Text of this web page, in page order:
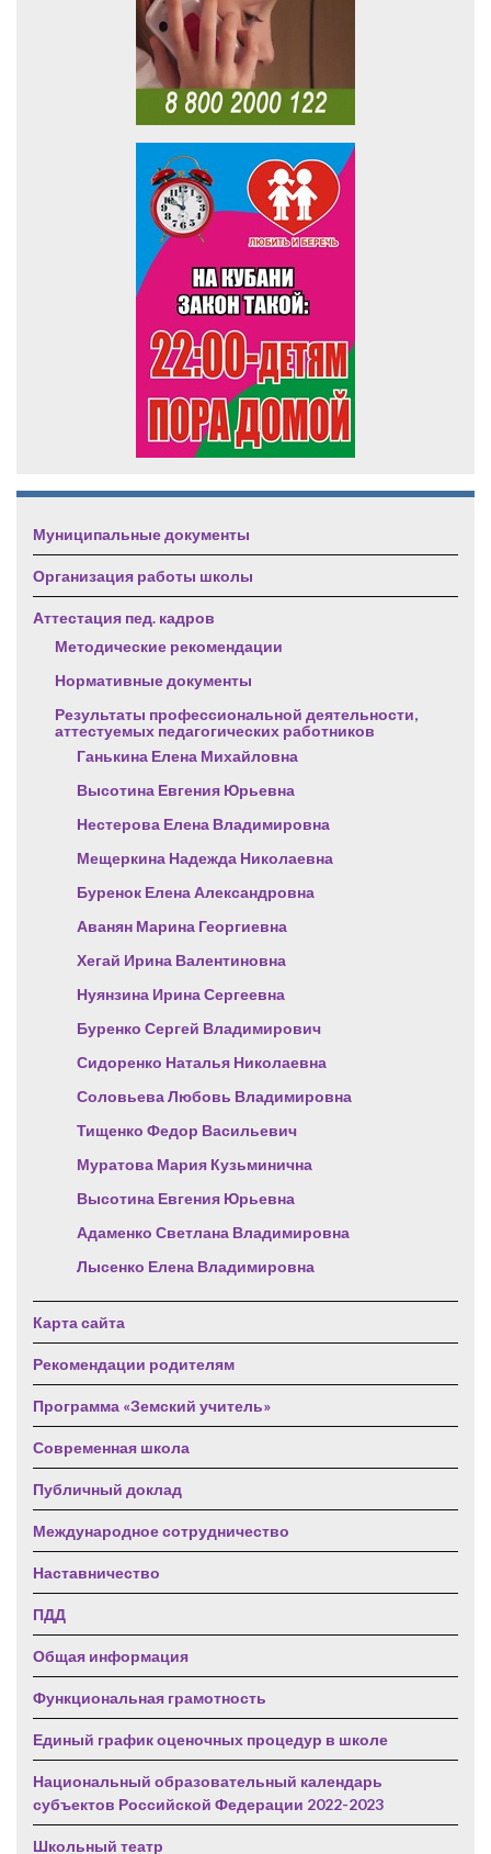
Муниципальные документы
Организация работы школы
Аттестация пед. кадров
Методические рекомендации
Нормативные документы
Результаты профессиональной деятельности,
аттестуемых педагогических работников
Ганькина Елена Михайловна
Высотина Евгения Юрьевна
Нестерова Елена Владимировна
Мещеркина Надежда Николаевна
Буренок Елена Александровна
Аванян Марина Георгиевна
Хегай Ирина Валентиновна
Нуянзина Ирина Сергеевна
Буренко Сергей Владимирович
Сидоренко Наталья Николаевна
Соловьева Любовь Владимировна
Тищенко Федор Васильевич
Муратова Мария Кузьминична
Высотина Евгения Юрьевна
Адаменко Светлана Владимировна
Лысенко Елена Владимировна
Карта сайта
Рекомендации родителям
Программа «Земский учитель»
Современная школа
Публичный доклад
Международное сотрудничество
Наставничество
ПДД
Общая информация
Функциональная грамотность
Единый график оценочных процедур в школе
Национальный образовательный календарь
субъектов Российской Федерации 2022-2023
Школьный театр